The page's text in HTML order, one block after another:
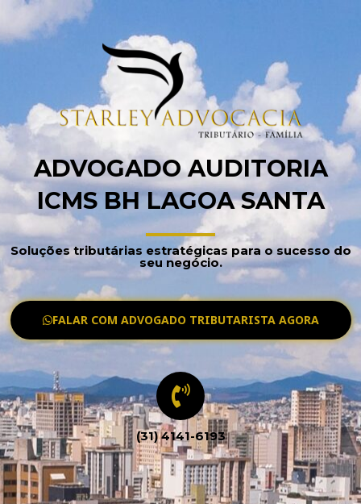
ADVOGADO AUDITORIA
ICMS BH LAGOA SANTA
Soluções tributárias estratégicas para o sucesso do
seu negócio.
FALAR COM ADVOGADO TRIBUTARISTA AGORA
(31) 4141-6193